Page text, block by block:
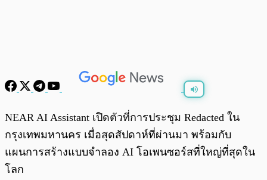
0:00
NEAR AI Assistant เปิดตัวที่การประชุม Redacted ใน
กรุงเทพมหานคร เมื่อสุดสัปดาห์ที่ผ่านมา พร้อมกับ
แผนการสร้างแบบจำลอง AI โอเพนซอร์สที่ใหญ่ที่สุดใน
โลก